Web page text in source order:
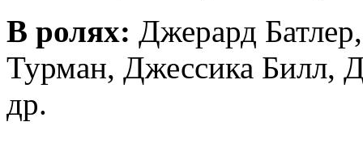
В ролях: Джерард
Турман, Джессика Билл,
др.